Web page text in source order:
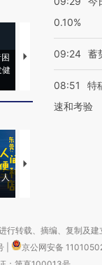
健
视线｜HYROX的吸
术：是什么让中产
心“花钱找虐”？
【推广】走进第四届
0.10%
09:24 蓄
08:51
特
速和考验
转载、摘编、复制及建
京公网安备